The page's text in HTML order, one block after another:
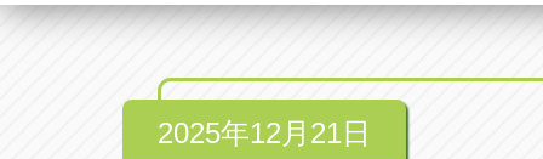
0561-84-
愛知県瀬戸市美濃池町29-1
2025年12月21日